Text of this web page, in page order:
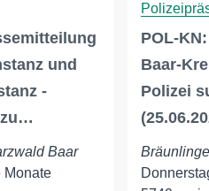
und
-
Baar
Monate
POL-
Baar-
Polizei